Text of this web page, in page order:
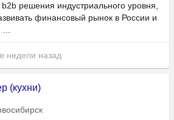
решения индустриального уровня,
финансовый рынок в России и
...
недели назад
(кухни)